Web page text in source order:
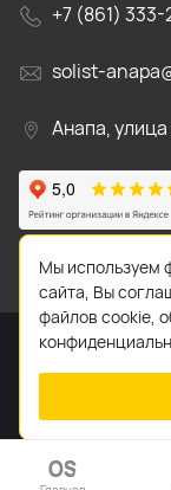
+7 (861) 333-
solist-
Анапа,
2026 © Все
Мы используем
сайта, Вы
файлов cookie,